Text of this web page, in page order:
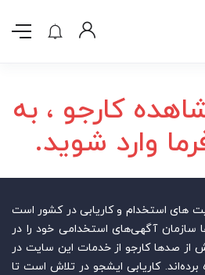
کارجو ، به
وارد شوید.
های استخدام و کاریابی در کشور است
سازمان آگهی‌های استخدامی خود را در
از صدها کارجو از خدمات این سایت در
برده‌اند. کاریابی ایشجو در تلاش است تا